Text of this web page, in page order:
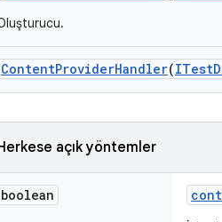
ContentProviderHandler(ITest
açık yöntemler
boolean